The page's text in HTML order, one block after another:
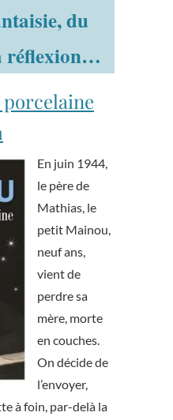
du
réflexion…
En juin 1944,
le père de
Mathias, le
petit Mainou,
neuf ans,
vient de
perdre sa
mère, morte
en couches.
On décide de
l’envoyer,
à foin, par-delà la